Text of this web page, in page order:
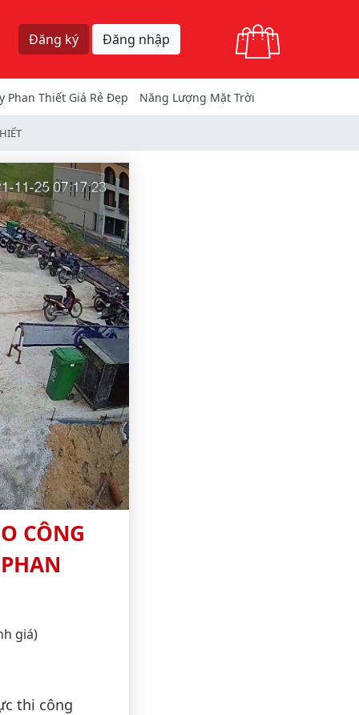
Đăng ký Đăng nhập
Phan Thiết Giá Rẻ Đẹp Năng Lượng Mặt Trời
CÔNG
giá)
thi công